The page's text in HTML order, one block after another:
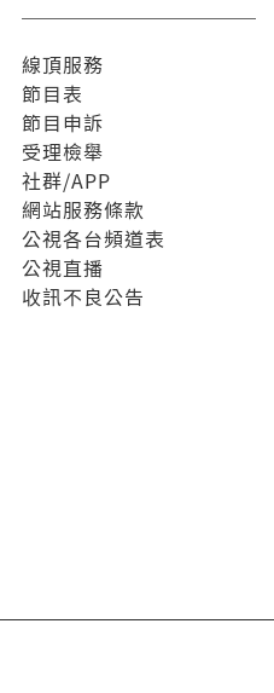
線頂服務
節目表
節目申訴
受理檢舉
社群/APP
網站服務條款
公視各台頻道表
公視直播
收訊不良公告